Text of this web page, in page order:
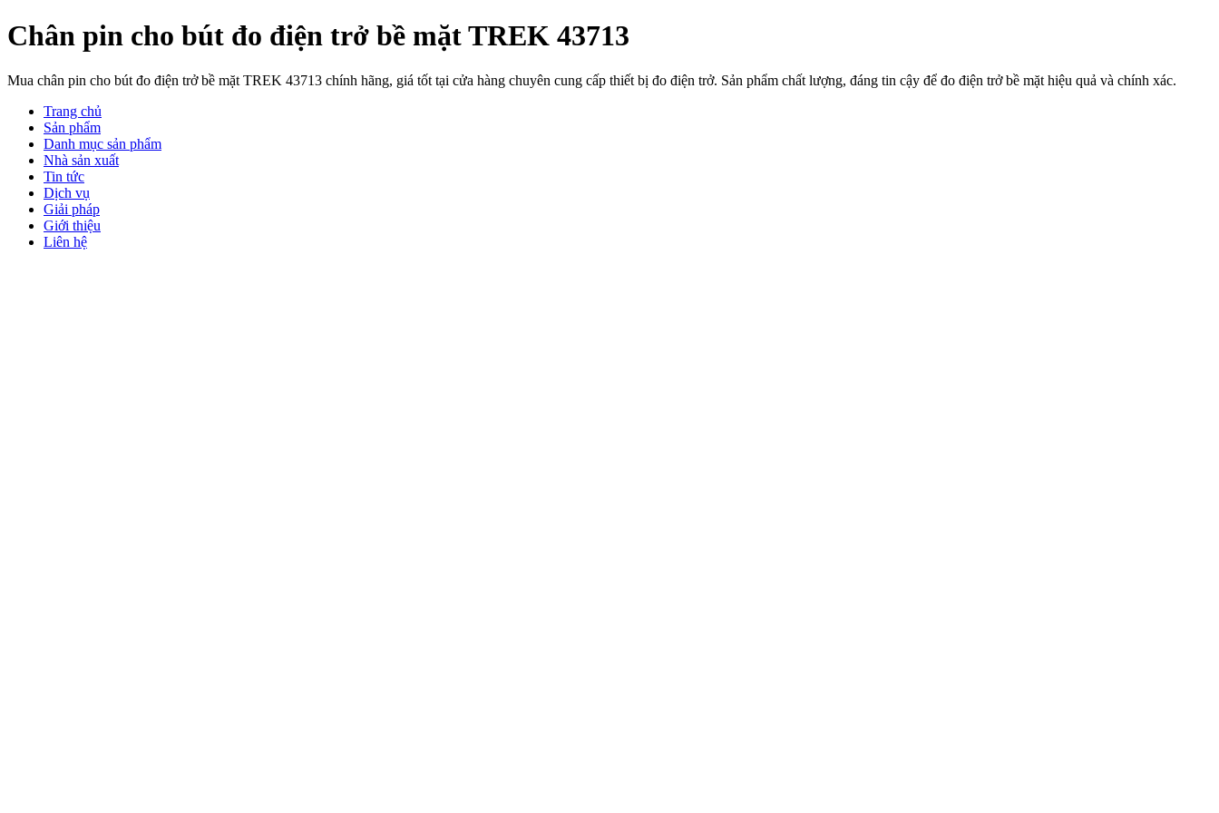
Chân pin cho bút đo điện trở bề mặt TREK 43713
Mua chân pin cho bút đo điện trở bề mặt TREK 43713 chính hãng, giá tốt tại cửa hàng chuyên cung cấp thiết bị đo điện trở. Sản phẩm chất lượng, đáng tin cậy để đo điện trở bề mặt hiệu quả và chính xác.
Trang chủ
Sản phẩm
Danh mục sản phẩm
Nhà sản xuất
Tin tức
Dịch vụ
Giải pháp
Giới thiệu
Liên hệ